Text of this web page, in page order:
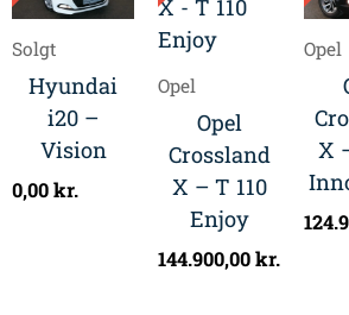
Solgt
Hyundai
i20 –
Vision
0,00kr.
Opel
Opel
Crossland
X – T 110
Enjoy
144.900,00kr.
Opel
X